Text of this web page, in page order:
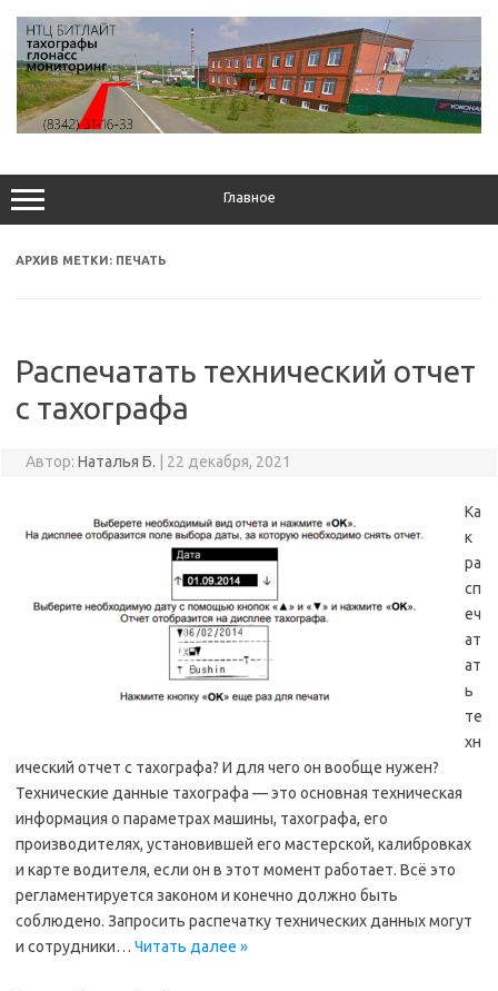
содержимому
Главное
АРХИВ МЕТКИ: ПЕЧАТЬ
Распечатать технический отчет
с тахографа
Автор: Наталья Б. 22 декабря, 2021
Ка
к
ра
сп
еч
ат
ат
ь
те
хн
ический отчет с тахографа? И для чего он вообще нужен?
Технические данные тахографа — это основная техническая
информация о параметрах машины, тахографа, его
производителях, установившей его мастерской, калибровках
и карте водителя, если он в этот момент работает. Всё это
регламентируется законом и конечно должно быть
соблюдено. Запросить распечатку технических данных могут
и сотрудники… Читать далее »